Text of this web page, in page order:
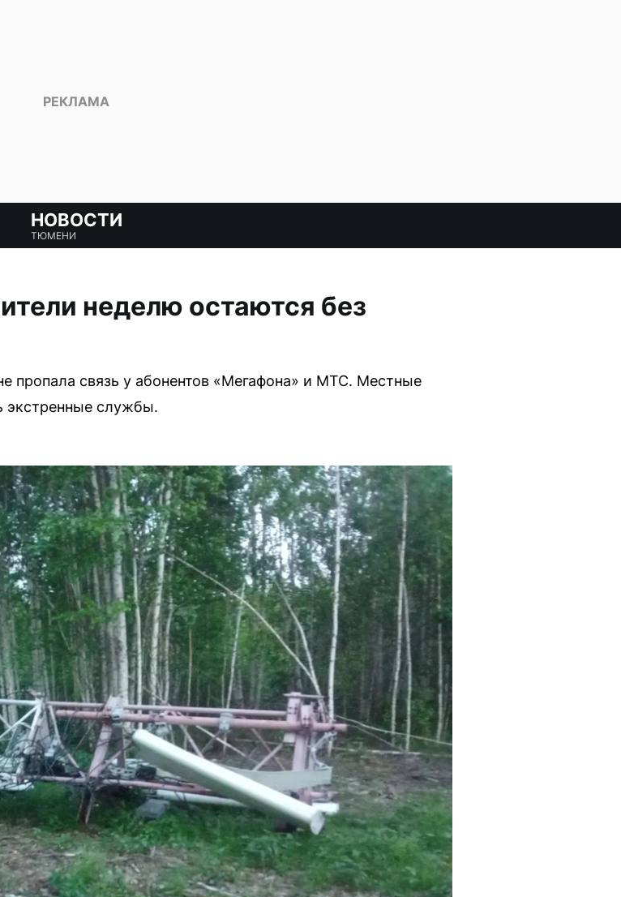
НОВОСТИ
ТЮМЕНИ
неделю остаются без
пропала связь у абонентов «Мегафона» и МТС. Местные
экстренные службы.